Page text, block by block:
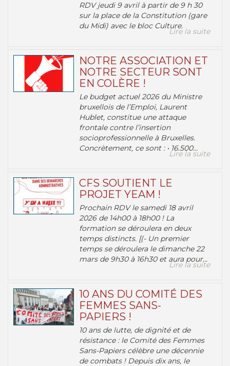
RDV jeudi 9 avril à partir de 9 h 30
sur la place de la Constitution (gare
du Midi) avec le bloc Culture.
Lire la suite
NOTRE ASSOCIATION ET
NOTRE SECTEUR SONT
EN COLÈRE !
Le budget actuel 2026 du Ministre
bruxellois de l’Emploi, Laurent
Hublet, constitue une attaque
frontale contre l’insertion
socioprofessionnelle à Bruxelles.
Concrètement, ce sont : • 16.500...
Lire la suite
CFS SOUTIENT LE
PROJET YEAM !
Prochain RDV le samedi 18 avril
2026 de 14h00 à 18h00 ! La
formation se déroulera en deux
temps distincts. [(- Un premier
temps se déroulera le dimanche 22
mars de 9h30 à 16h30 et aura pour...
Lire la suite
10 ANS DU COMITÉ DES
FEMMES SANS-
PAPIERS !
10 ans de lutte, de dignité et de
résistance : le Comité des Femmes
Sans-Papiers célèbre une décennie
de combats ! Depuis dix ans, le